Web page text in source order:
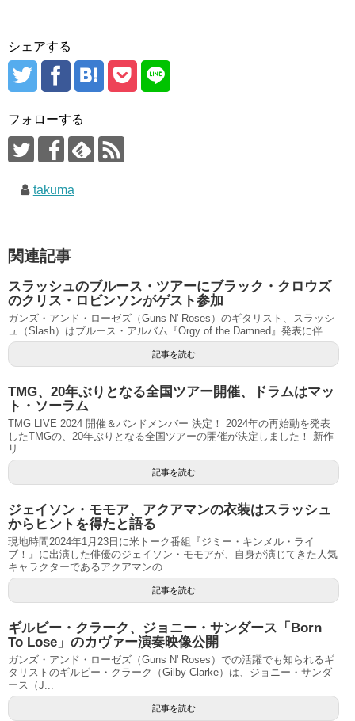
シェアする
フォローする
takuma
関連記事
スラッシュのブルース・ツアーにブラック・クロウズ
のクリス・ロビンソンがゲスト参加
ガンズ・アンド・ローゼズ（Guns N' Roses）のギタリスト、スラッシ
ュ（Slash）はブルース・アルバム『Orgy of the Damned』発表に伴...
記事を読む
TMG、20年ぶりとなる全国ツアー開催、ドラムはマッ
ト・ソーラム
TMG LIVE 2024 開催＆バンドメンバー 決定！ 2024年の再始動を発表
したTMGの、20年ぶりとなる全国ツアーの開催が決定しました！ 新作
リ...
記事を読む
ジェイソン・モモア、アクアマンの衣装はスラッシュ
からヒントを得たと語る
現地時間2024年1月23日に米トーク番組『ジミー・キンメル・ライ
ブ！』に出演した俳優のジェイソン・モモアが、自身が演じてきた人気
キャラクターであるアクアマンの...
記事を読む
ギルビー・クラーク、ジョニー・サンダース「Born
To Lose」のカヴァー演奏映像公開
ガンズ・アンド・ローゼズ（Guns N' Roses）での活躍でも知られるギ
タリストのギルビー・クラーク（Gilby Clarke）は、ジョニー・サンダ
ース（J...
記事を読む